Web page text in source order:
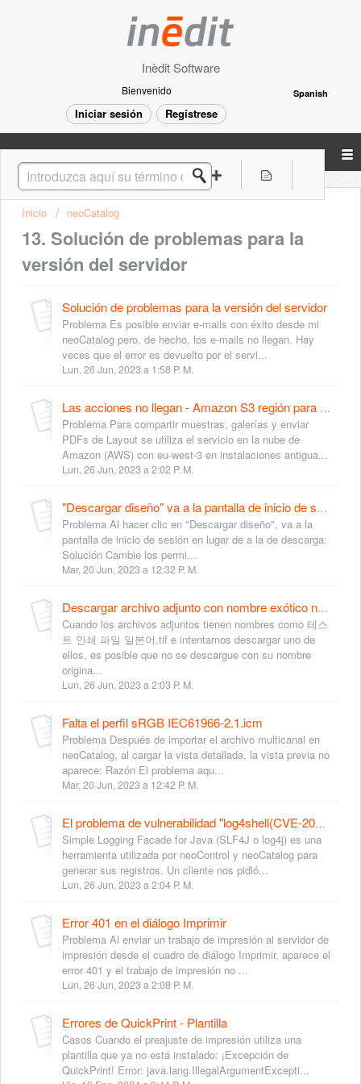
Inèdit Software
Spanish
Bienvenido
Iniciar sesión Regístrese
Inicio neoCatalog
13. Solución de problemas para la
versión del servidor
Solución de problemas para la versión del servidor
Problema Es posible enviar e-mails con éxito desde mi
neoCatalog pero, de hecho, los e-mails no llegan. Hay
veces que el error es devuelto por el servi...
Lun, 26 Jun, 2023 a 1:58 P. M.
Las acciones no llegan - Amazon S3 región para la instalación más antigua neoCatalog
Problema Para compartir muestras, galerías y enviar
PDFs de Layout se utiliza el servicio en la nube de
Amazon (AWS) con eu-west-3 en instalaciones antigua...
Lun, 26 Jun, 2023 a 2:02 P. M.
"Descargar diseño" va a la pantalla de inicio de sesión en lugar de descargar
Problema Al hacer clic en "Descargar diseño", va a la
pantalla de inicio de sesión en lugar de a la de descarga:
Solución Cambie los permi...
Mar, 20 Jun, 2023 a 12:32 P. M.
Descargar archivo adjunto con nombre exótico no utiliza el nombre de archivo original
Cuando los archivos adjuntos tienen nombres como 테스
트 인쇄 파일 일본어.tif e intentamos descargar uno de
ellos, es posible que no se descargue con su nombre
origina...
Lun, 26 Jun, 2023 a 2:03 P. M.
Falta el perfil sRGB IEC61966-2.1.icm
Problema Después de importar el archivo multicanal en
neoCatalog, al cargar la vista detallada, la vista previa no
aparece: Razón El problema aqu...
Mar, 20 Jun, 2023 a 12:42 P. M.
El problema de vulnerabilidad "log4shell(CVE-2021-44228)"
Simple Logging Facade for Java (SLF4J o log4j) es una
herramienta utilizada por neoControl y neoCatalog para
generar sus registros. Un cliente nos pidió...
Lun, 26 Jun, 2023 a 2:04 P. M.
Error 401 en el diálogo Imprimir
Problema Al enviar un trabajo de impresión al servidor de
impresión desde el cuadro de diálogo Imprimir, aparece el
error 401 y el trabajo de impresión no ...
Lun, 26 Jun, 2023 a 2:08 P. M.
Errores de QuickPrint - Plantilla
Casos Cuando el preajuste de impresión utiliza una
plantilla que ya no está instalado: ¡Excepción de
QuickPrint! Error: java.lang.IllegalArgumentExcepti...